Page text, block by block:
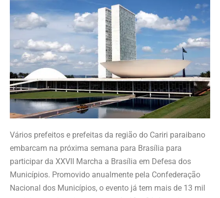
Vários prefeitos e prefeitas da região do Cariri paraibano
embarcam na próxima semana para Brasília para
participar da XXVII Marcha a Brasília em Defesa dos
Municípios. Promovido anualmente pela Confederação
Nacional dos Municípios, o evento já tem mais de 13 mil